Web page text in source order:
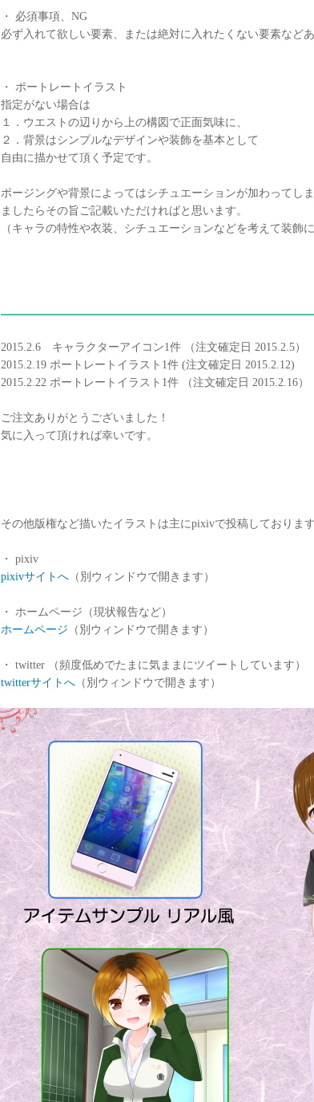
・ 必須事項、NG
必ず入れて欲しい要素、または絶対に入れたくない要素など
・ ポートレートイラスト
指定がない場合は
１．ウエストの辺りから上の構図で正面気味に、
２．背景はシンプルなデザインや装飾を基本として
自由に描かせて頂く予定です。
ポージングや背景によってはシチュエーションが加わってし
ましたらその旨ご記載いただければと思います。
（キャラの特性や衣装、シチュエーションなどを考えて装飾
2015.2.6 キャラクターアイコン1件 （注文確定日 2015.2.5）
2015.2.19 ポートレートイラスト1件 (注文確定日 2015.2.12)
2015.2.22 ポートレートイラスト1件 （注文確定日 2015.2.16）
ご注文ありがとうございました！
気に入って頂ければ幸いです。
その他版権など描いたイラストは主にpixivで投稿しておりま
・ pixiv
pixivサイトへ （別ウィンドウで開きます）
・ ホームページ（現状報告など）
ホームページ （別ウィンドウで開きます）
・ twitter （頻度低めでたまに気ままにツイートしています）
twitterサイトへ （別ウィンドウで開きます）